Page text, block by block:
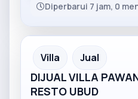
Diperbarui 7 jam, 0
Partner Ad
Villa Jual
DIJUAL VILLA
RESTO UBUD